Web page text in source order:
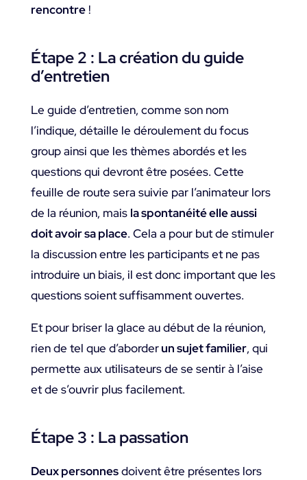
rencontre!
Étape 2 : La création du guide
d’entretien
Le guide d’entretien, comme son nom
l’indique, détaille le déroulement du focus
group ainsi que les thèmes abordés et les
questions qui devront être posées. Cette
feuille de route sera suivie par l’animateur lors
de la réunion, mais la spontanéité elle aussi
doit avoir sa place. Cela a pour but de stimuler
la discussion entre les participants et ne pas
introduire un biais, il est donc important que les
questions soient suffisamment ouvertes.
Et pour briser la glace au début de la réunion,
rien de tel que d’aborderun sujet familier, qui
permette aux utilisateurs de se sentir à l’aise
et de s’ouvrir plus facilement.
Étape 3 : La passation
Deux personnesdoivent être présentes lors